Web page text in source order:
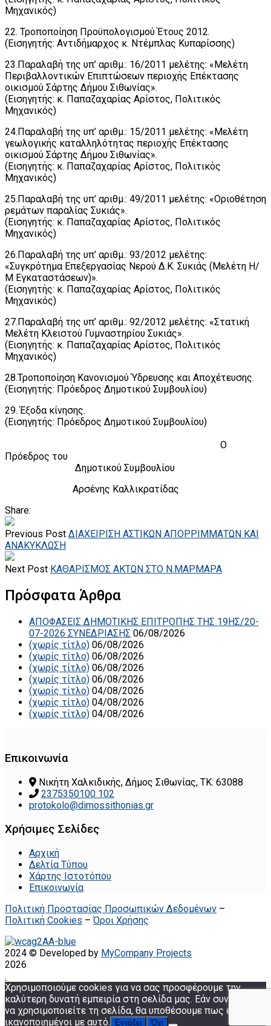
Μηχανικός)
22. Τροποποίηση Προϋπολογισμού Έτους 2012.
(Εισηγητής: Αντιδήμαρχος κ. Ντέμπλας Κυπαρίσσης)
23.Παραλαβή της υπ’ αριθμ.: 16/2011 μελέτης: «Μελέτη
Περιβαλλοντικών Επιπτώσεων περιοχής Επέκτασης
οικισμού Σάρτης Δήμου Σιθωνίας».
(Εισηγητής: κ. Παπαζαχαρίας Αρίστος, Πολιτικός
Μηχανικός)
24.Παραλαβή της υπ’ αριθμ.: 15/2011 μελέτης: «Μελέτη
γεωλογικής καταλληλότητας περιοχής Επέκτασης
οικισμού Σάρτης Δήμου Σιθωνίας».
(Εισηγητής: κ. Παπαζαχαρίας Αρίστος, Πολιτικός
Μηχανικός)
25.Παραλαβή της υπ’ αριθμ.: 49/2011 μελέτης: «Οριοθέτηση
ρεμάτων παραλίας Συκιάς».
(Εισηγητής: κ. Παπαζαχαρίας Αρίστος, Πολιτικός
Μηχανικός)
26.Παραλαβή της υπ’ αριθμ.: 93/2012 μελέτης:
«Συγκρότημα Επεξεργασίας Νερού Δ.Κ. Συκιάς (Μελέτη Η/
Μ Εγκαταστάσεων)».
(Εισηγητής: κ. Παπαζαχαρίας Αρίστος, Πολιτικός
Μηχανικός)
27.Παραλαβή της υπ’ αριθμ.: 92/2012 μελέτης: «Στατική
Μελέτη Κλειστού Γυμναστηρίου Συκιάς».
(Εισηγητής: κ. Παπαζαχαρίας Αρίστος, Πολιτικός
Μηχανικός)
28.Τροποποίηση Κανονισμού Ύδρευσης και Αποχέτευσης.
(Εισηγητής: Πρόεδρος Δημοτικού Συμβουλίου)
29. Έξοδα κίνησης.
(Εισηγητής: Πρόεδρος Δημοτικού Συμβουλίου)
Ο
Πρόεδρος του
Δημοτικού Συμβουλίου
Αρσένης Καλλικρατίδας
Share:
Previous Post ΔΙΑΧΕΙΡΙΣΗ ΑΣΤΙΚΩΝ ΑΠΟΡΡΙΜΜΑΤΩΝ ΚΑΙ
ΑΝΑΚΥΚΛΩΣΗ
Next Post ΚΑΘΑΡΙΣΜΟΣ ΑΚΤΩΝ ΣΤΟ Ν.ΜΑΡΜΑΡΑ
Πρόσφατα Άρθρα
ΑΠΟΦΑΣΕΙΣ ΔΗΜΟΤΙΚΗΣ ΕΠΙΤΡΟΠΗΣ ΤΗΣ 19ΗΣ/20-
07-2026 ΣΥΝΕΔΡΙΑΣΗΣ 06/08/2026
(χωρίς τίτλο) 06/08/2026
(χωρίς τίτλο) 06/08/2026
(χωρίς τίτλο) 06/08/2026
(χωρίς τίτλο) 06/08/2026
(χωρίς τίτλο) 04/08/2026
(χωρίς τίτλο) 04/08/2026
(χωρίς τίτλο) 04/08/2026
Επικοινωνία
Νικήτη Χαλκιδικής, Δήμος Σιθωνίας, ΤΚ: 63088
2375350100 102
protokolo@dimossithonias.gr
Χρήσιμες Σελίδες
Αρχική
Δελτία Τύπου
Χάρτης Ιστοτόπου
Επικοινωνία
Πολιτική Προστασίας Προσωπικών Δεδομένων –
Πολιτική Cookies –Όροι Χρήσης
2024 © Developed by MyCompany Projects
2026
.
Χρησιμοποιούμε cookies για να σας προσφέρουμε την
καλύτερη δυνατή εμπειρία στη σελίδα μας. Εάν συνεχίσετε
να χρησιμοποιείτε τη σελίδα, θα υποθέσουμε πως είστε
ικανοποιημένοι με αυτό.
Εντάξει Όχι